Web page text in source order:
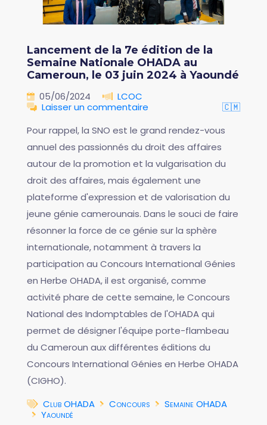
Lancement de la 7e édition de la
Semaine Nationale OHADA au
Cameroun, le 03 juin 2024 à Yaoundé
05/06/2024
LCOC
Laisser un commentaire
🇨🇲
Pour rappel, la SNO est le grand rendez-vous
annuel des passionnés du droit des affaires
autour de la promotion et la vulgarisation du
droit des affaires, mais également une
plateforme d'expression et de valorisation du
jeune génie camerounais. Dans le souci de faire
résonner la force de ce génie sur la sphère
internationale, notamment à travers la
participation au Concours International Génies
en Herbe OHADA, il est organisé, comme
activité phare de cette semaine, le Concours
National des Indomptables de l'OHADA qui
permet de désigner l'équipe porte-flambeau
du Cameroun aux différentes éditions du
Concours International Génies en Herbe OHADA
(CIGHO).
Club OHADA
Concours
Semaine OHADA
Yaoundé